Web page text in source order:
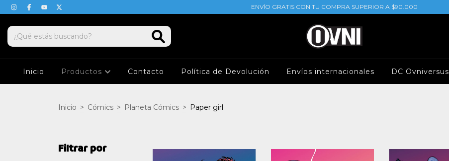
ENVÍO GRATIS CON TU COMPRA SUPERIOR A $90.000
Inicio Productos Contacto Política de Devolución Envíos internacionales DC Ovniversus
Inicio > Cómics > Planeta Cómics > Paper girl
Filtrar por